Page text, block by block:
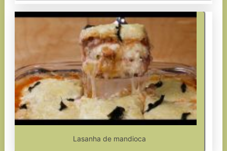
Lasanha de mandioca